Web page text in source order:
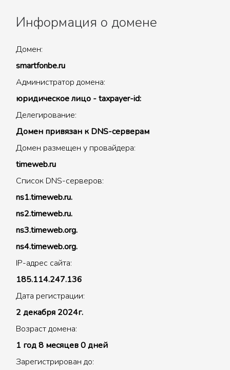
Информация о домене
Домен:
smartfonbe.ru
Администратор домена:
юридическое лицо - taxpayer-id:
Делегирование:
Домен привязан к DNS-серверам
Домен размещен у провайдера:
timeweb.ru
Список DNS-серверов:
ns1.timeweb.ru.
ns2.timeweb.ru.
ns3.timeweb.org.
ns4.timeweb.org.
IP-адрес сайта:
185.114.247.136
Дата регистрации:
2 декабря 2024г.
Возраст домена:
1 год 8 месяцев 0 дней
Зарегистрирован до: